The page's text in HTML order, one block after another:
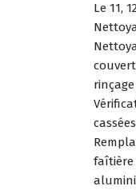
Le 11,
faîtière